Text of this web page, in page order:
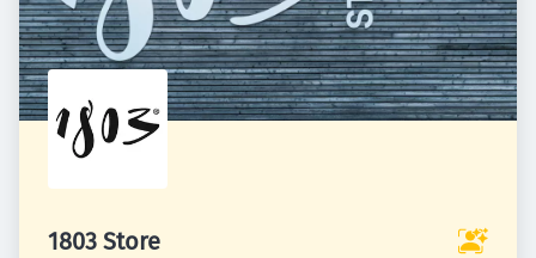
1803 Store